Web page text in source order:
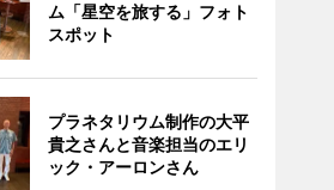
ム「星空を旅する」フォト
スポット
プラネタリウム制作の大平
貴之さんと音楽担当のエリ
ック・アーロンさん